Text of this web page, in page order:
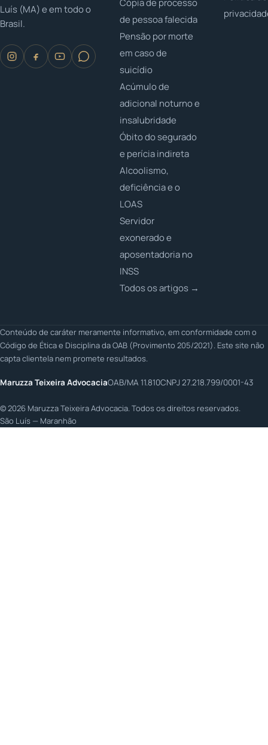
Luís (MA) e em todo o
Brasil.
Cópia de processo
de pessoa falecida
Pensão por morte
em caso de
suicídio
Acúmulo de
adicional noturno e
insalubridade
Óbito do segurado
e perícia indireta
Alcoolismo,
deficiência e o
LOAS
Servidor
exonerado e
aposentadoria no
INSS
Todos os artigos →
Conteúdo de caráter meramente informativo, em conformidade com o
Código de Ética e Disciplina da OAB (Provimento 205/2021). Este site não
capta clientela nem promete resultados.
Maruzza Teixeira AdvocaciaOAB/MA 11.810CNPJ 27.218.799/0001-43
©2026 Maruzza Teixeira Advocacia. Todos os direitos reservados.
São Luís — Maranhão